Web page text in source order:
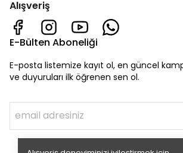
Alışveriş
E-Bülten Aboneliği
E-posta listemize kayıt ol, en güncel
ve duyuruları ilk öğrenen sen ol.